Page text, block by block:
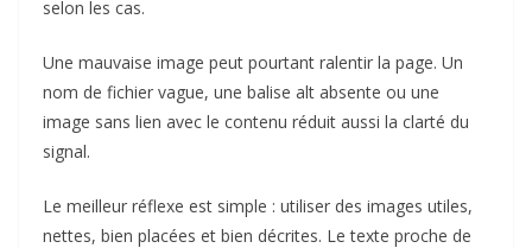
selon les cas.
Une mauvaise image peut pourtant ralentir la page. Un
nom de fichier vague, une balise alt absente ou une
image sans lien avec le contenu réduit aussi la clarté du
signal.
Le meilleur réflexe est simple : utiliser des images utiles,
nettes, bien placées et bien décrites. Le texte proche de